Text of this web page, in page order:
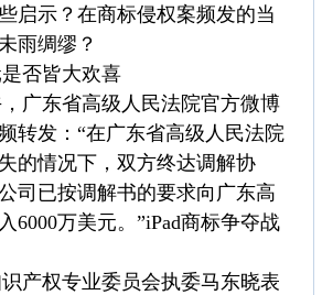
启示？在商标侵权案频发的当
雨绸缪？
否皆大欢喜
东省高级人民法院官方微博
转发：“在广东省高级人民法院
的情况下，双方终达调解协
司已按调解书的要求向广东高
6000万美元。”iPad商标争夺战
权专业委员会执委马东晓表